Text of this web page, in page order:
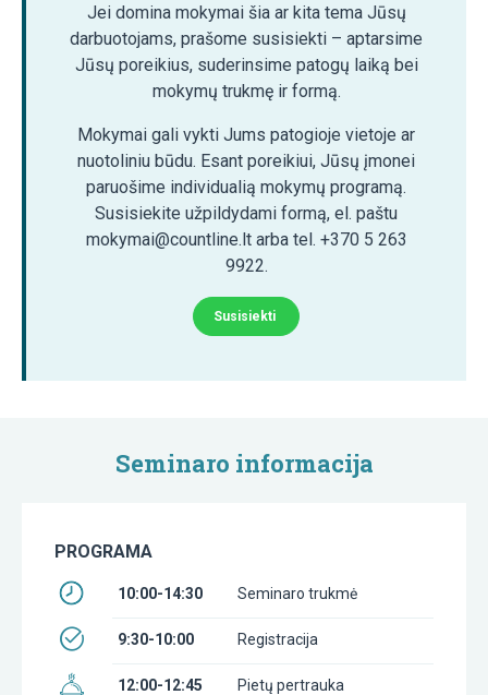
Jei domina mokymai šia ar kita tema Jūsų
darbuotojams, prašome susisiekti – aptarsime
Jūsų poreikius, suderinsime patogų laiką bei
mokymų trukmę ir formą.
Mokymai gali vykti Jums patogioje vietoje ar
nuotoliniu būdu. Esant poreikiui, Jūsų įmonei
paruošime individualią mokymų programą.
Susisiekite užpildydami formą, el. paštu
mokymai@countline.lt arba tel. +370 5 263
9922.
Susisiekti
Seminaro informacija
PROGRAMA
10:00-14:30 Seminaro trukmė
9:30-10:00 Registracija
12:00-12:45 Pietų pertrauka